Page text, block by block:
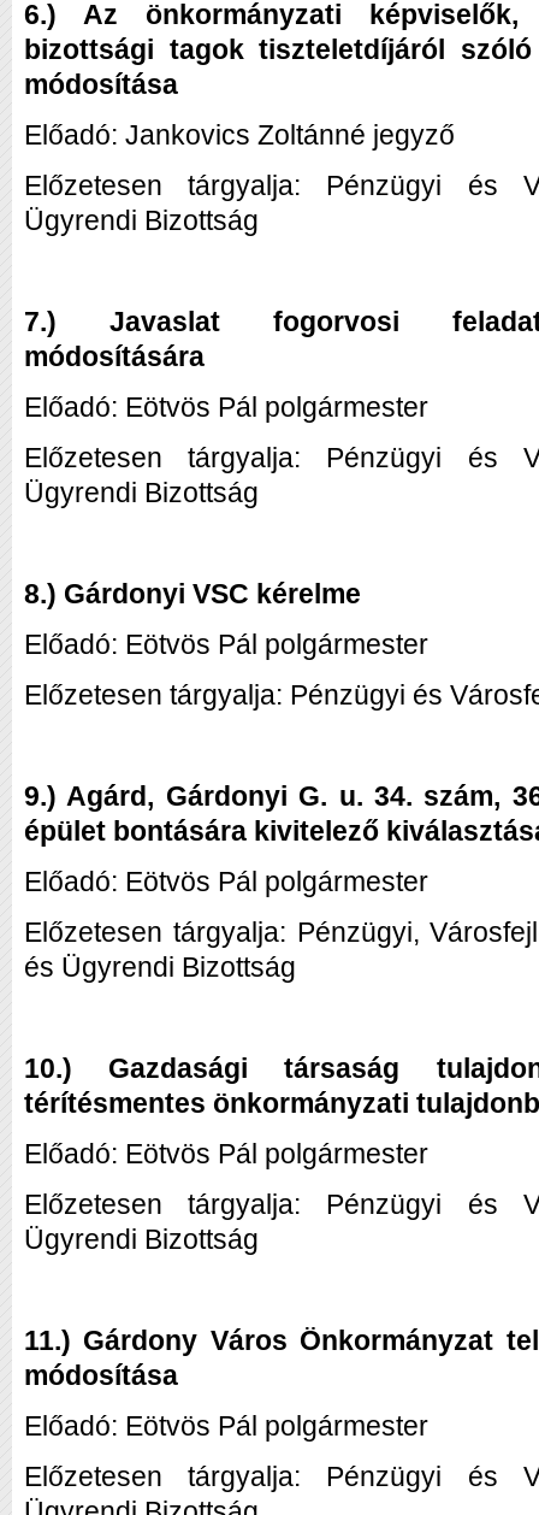
6.) Az önkormányzati
bizottsági tagok tiszteletdíjáról
módosítása
Előadó: Jankovics Zoltánné jegyző
Előzetesen tárgyalja: Pénzügyi és
Ügyrendi Bizottság
7.) Javaslat fogorvosi feladat-
módosítására
Előadó: Eötvös Pál polgármester
Előzetesen tárgyalja: Pénzügyi és
Ügyrendi Bizottság
8.) Gárdonyi VSC kérelme
Előadó: Eötvös Pál polgármester
Előzetesen tárgyalja: Pénzügyi és
9.) Agárd, Gárdonyi G. u. 34. szám,
épület bontására kivitelező
Előadó: Eötvös Pál polgármester
Előzetesen tárgyalja: Pénzügyi,
és Ügyrendi Bizottság
10.) Gazdasági társaság
térítésmentes önkormányzati
Előadó: Eötvös Pál polgármester
Előzetesen tárgyalja: Pénzügyi és
Ügyrendi Bizottság
11.) Gárdony Város Önkormányzat
módosítása
Előadó: Eötvös Pál polgármester
Előzetesen tárgyalja: Pénzügyi és